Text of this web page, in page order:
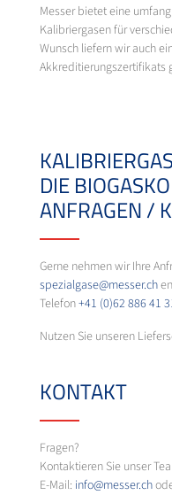
Messer bietet eine
Kalibriergasen für
Wunsch liefern wir auch
Akkreditierungszertifikats
DIE
ANFRAGEN /
Gerne nehmen wir Ihre
spezialgase@messer.ch
Telefon+41 (0)62 886 41
Nutzen Sie unseren
KONTAKT
Fragen?
Kontaktieren Sie unser
E-Mail: info@messer.ch